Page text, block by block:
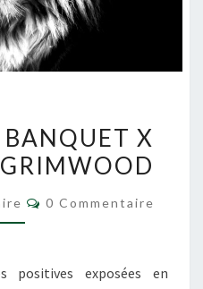
DERNIER
BANQUET
JONATHAN
BANQUET X
Commentaires
0 Commentaire
positives exposées en